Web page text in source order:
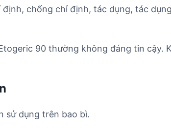
chống chỉ định, tác dụng, tác
90 thường không đáng tin cậy.
sử dụng trên bao bì.